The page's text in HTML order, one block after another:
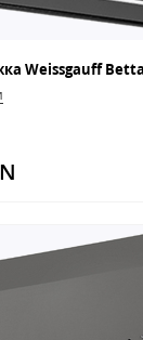
Weissgauff Betta